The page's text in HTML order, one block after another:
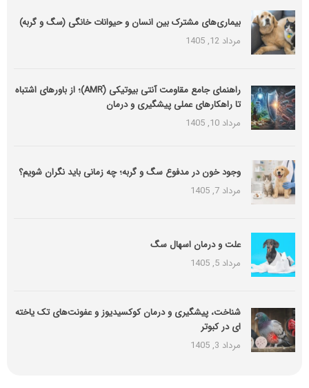
بیماری‌های مشترک بین انسان و حیوانات خانگی (سگ و گربه)
مرداد 12, 1405
راهنمای جامع مقاومت آنتی بیوتیکی (َAMR)؛ از باورهای اشتباه
تا راهکارهای عملی پیشگیری و درمان
مرداد 10, 1405
وجود خون در مدفوع سگ و گربه؛ چه زمانی باید نگران شویم؟
مرداد 7, 1405
علت و درمان اسهال سگ
مرداد 5, 1405
شناخت، پیشگیری و درمان کوکسیدیوز و عفونت‌های تک یاخته
ای در کبوتر
مرداد 3, 1405